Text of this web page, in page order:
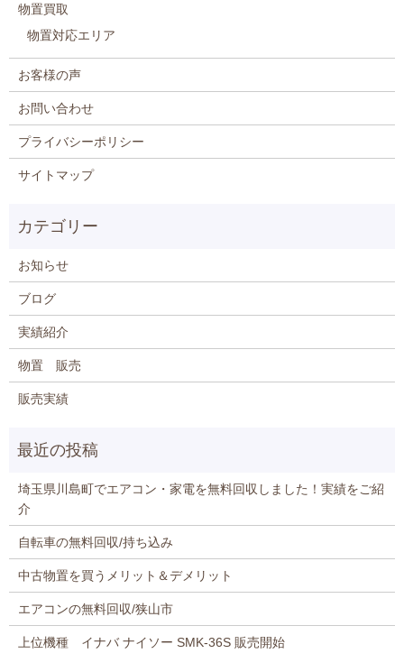
物置買取
物置対応エリア
お客様の声
お問い合わせ
プライバシーポリシー
サイトマップ
お知らせ
ブログ
実績紹介
物置 販売
販売実績
埼玉県川島町でエアコン・家電を無料回収しました！実績をご紹
介
自転車の無料回収/持ち込み
中古物置を買うメリット＆デメリット
エアコンの無料回収/狭山市
上位機種 イナバ ナイソー SMK-36S 販売開始